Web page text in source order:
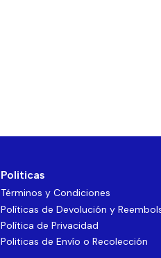
Politicas
Términos y Condiciones
Políticas de Devolución y
Política de Privacidad
Politicas de Envío o Recolección